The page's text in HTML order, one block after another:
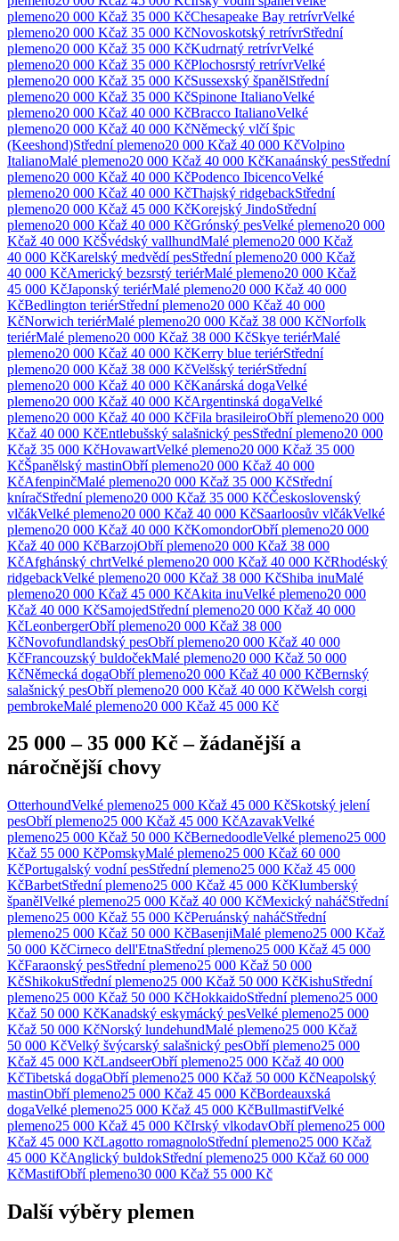
plemeno20 000 Kčaž 35 000 KčChesapeake Bay retrívrVelké
plemeno20 000 Kčaž 35 000 KčNovoskotský retrívrStřední
plemeno20 000 Kčaž 35 000 KčKudrnatý retrívrVelké
plemeno20 000 Kčaž 35 000 KčPlochosrstý retrívrVelké
plemeno20 000 Kčaž 35 000 KčSussexský španělStřední
plemeno20 000 Kčaž 35 000 KčSpinone ItalianoVelké
plemeno20 000 Kčaž 40 000 KčBracco ItalianoVelké
plemeno20 000 Kčaž 40 000 KčNěmecký vlčí špic
(Keeshond)Středníplemeno20 000 Kčaž 40 000 KčVolpino
ItalianoMalé plemeno20 000 Kčaž 40 000 KčKanaánský pesStřední
plemeno20 000 Kčaž 40 000 KčPodenco IbicencoVelké
plemeno20 000 Kčaž 40 000 KčThajský ridgebackStřední
plemeno20 000 Kčaž 45 000 KčKorejský JindoStřední
plemeno20 000 Kčaž 40 000 KčGrónský pesVelké plemeno20 000
Kčaž 40 000 KčŠvédský vallhundMalé plemeno20 000 Kčaž
40 000 KčKarelský medvědí pesStředníplemeno20 000 Kčaž
40 000 KčAmerický bezsrstý teriérMalé plemeno20 000 Kčaž
45 000 KčJaponský teriérMalé plemeno20 000 Kčaž 40 000
KčBedlington teriérStředníplemeno20 000 Kčaž 40 000
KčNorwich teriérMalé plemeno20 000 Kčaž 38 000 KčNorfolk
teriérMalé plemeno20 000 Kčaž 38 000 KčSkye teriérMalé
plemeno20 000 Kčaž 40 000 KčKerry blue teriérStřední
plemeno20 000 Kčaž 38 000 KčVelšský teriérStřední
plemeno20 000 Kčaž 40 000 KčKanárská dogaVelké
plemeno20 000 Kčaž 40 000 KčArgentinská dogaVelké
plemeno20 000 Kčaž 40 000 KčFila brasileiroObříplemeno20 000
Kčaž 40 000 KčEntlebušský salašnický pesStředníplemeno20 000
Kčaž 35 000 KčHovawartVelké plemeno20 000 Kčaž 35 000
KčŠpanělský mastinObříplemeno20 000 Kčaž 40 000
KčAfenpinčMalé plemeno20 000 Kčaž 35 000 KčStřední
kníračStředníplemeno20 000 Kčaž 35 000 KčČeskoslovenský
vlčákVelké plemeno20 000 Kčaž 40 000 KčSaarloosův vlčákVelké
plemeno20 000 Kčaž 40 000 KčKomondorObříplemeno20 000
Kčaž 40 000 KčBarzojObříplemeno20 000 Kčaž 38 000
KčAfghánský chrtVelké plemeno20 000 Kčaž 40 000 KčRhodéský
ridgebackVelké plemeno20 000 Kčaž 38 000 KčShiba inuMalé
plemeno20 000 Kčaž 45 000 KčAkita inuVelké plemeno20 000
Kčaž 40 000 KčSamojedStředníplemeno20 000 Kčaž 40 000
KčLeonbergerObříplemeno20 000 Kčaž 38 000
KčNovofundlandský pesObříplemeno20 000 Kčaž 40 000
KčFrancouzský buldočekMalé plemeno20 000 Kčaž 50 000
KčNěmecká dogaObříplemeno20 000 Kčaž 40 000 KčBernský
salašnický pesObříplemeno20 000 Kčaž 40 000 KčWelsh corgi
pembrokeMalé plemeno20 000 Kčaž 45 000 Kč
25 000 – 35 000 Kč –žádanější a
náročnější chovy
OtterhoundVelké plemeno25 000 Kčaž 45 000 KčSkotský jelení
pesObříplemeno25 000 Kčaž 45 000 KčAzavakVelké
plemeno25 000 Kčaž 50 000 KčBernedoodleVelké plemeno25 000
Kčaž 55 000 KčPomskyMalé plemeno25 000 Kčaž 60 000
KčPortugalský vodní pesStředníplemeno25 000 Kčaž 45 000
KčBarbetStředníplemeno25 000 Kčaž 45 000 KčKlumberský
španělVelké plemeno25 000 Kčaž 40 000 KčMexický naháčStřední
plemeno25 000 Kčaž 55 000 KčPeruánský naháčStřední
plemeno25 000 Kčaž 50 000 KčBasenjiMalé plemeno25 000 Kčaž
50 000 KčCirneco dell'EtnaStředníplemeno25 000 Kčaž 45 000
KčFaraonský pesStředníplemeno25 000 Kčaž 50 000
KčShikokuStředníplemeno25 000 Kčaž 50 000 KčKishuStřední
plemeno25 000 Kčaž 50 000 KčHokkaidoStředníplemeno25 000
Kčaž 50 000 KčKanadský eskymácký pesVelké plemeno25 000
Kčaž 50 000 KčNorský lundehundMalé plemeno25 000 Kčaž
50 000 KčVelký švýcarský salašnický pesObříplemeno25 000
Kčaž 45 000 KčLandseerObříplemeno25 000 Kčaž 40 000
KčTibetská dogaObříplemeno25 000 Kčaž 50 000 KčNeapolský
mastinObříplemeno25 000 Kčaž 45 000 KčBordeauxská
dogaVelké plemeno25 000 Kčaž 45 000 KčBullmastifVelké
plemeno25 000 Kčaž 45 000 KčIrský vlkodavObříplemeno25 000
Kčaž 45 000 KčLagotto romagnoloStředníplemeno25 000 Kčaž
45 000 KčAnglický buldokStředníplemeno25 000 Kčaž 60 000
KčMastifObříplemeno30 000 Kčaž 55 000 Kč
Další výběry plemen